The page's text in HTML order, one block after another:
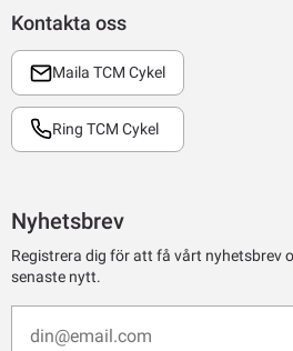
Kontakta oss
Maila TCM Cykel
Ring TCM Cykel
Nyhetsbrev
Registrera dig för att få vårt nyhetsbrev
senaste nytt.